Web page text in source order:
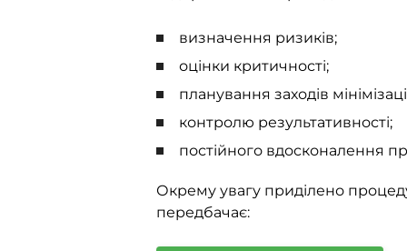
визначення ризиків;
оцінки критичності;
планування заходів
контролю результативності;
постійного вдосконалення
Окрему увагу приділено
передбачає: